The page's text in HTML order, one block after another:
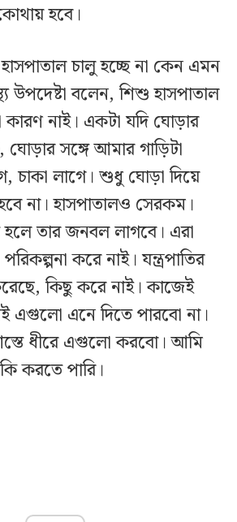
হবে।
চালু হচ্ছে না কেন এমন
উপদেষ্টা বলেন, শিশু হাসপাতাল
নাই। একটা যদি ঘোড়ার
ঘোড়ার সঙ্গে আমার গাড়িটা
চাকা লাগে। শুধু ঘোড়া দিয়ে
না। হাসপাতালও সেরকম।
হলে তার জনবললাগবে। এরা
পরিকল্পনা করেনাই।যন্ত্রপাতির
,কিছুকরেনাই।কাজেই
এগুলো এনেদিতেপারবো না।
ধীরে এগুলো করবো।আমি
কিকরতেপারি।